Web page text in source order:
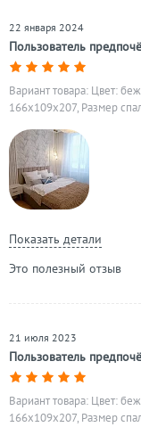
Пользователь
22 января 2024
Вариант товара: Цвет:
166x109x207, Размер
Показать детали
Это полезный отзыв
Пользователь
21 июля 2023
Вариант товара: Цвет:
166x109x207, Размер